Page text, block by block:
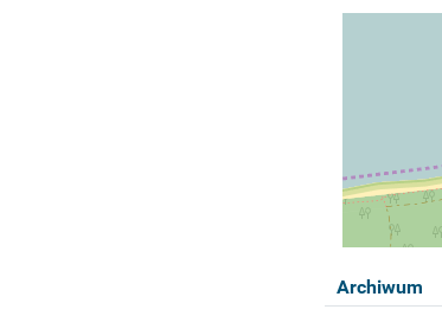
Archiwum